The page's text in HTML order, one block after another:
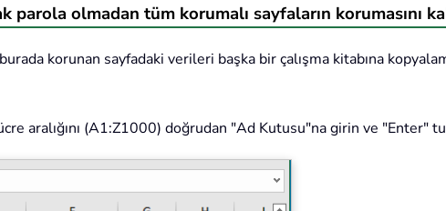
parola olmadan tüm korumalı sayfaların korumasını
korunan sayfadaki verileri başka bir çalışma kitabına
aralığını (A1:Z1000) doğrudan "Ad Kutusu"na girin ve "Enter"